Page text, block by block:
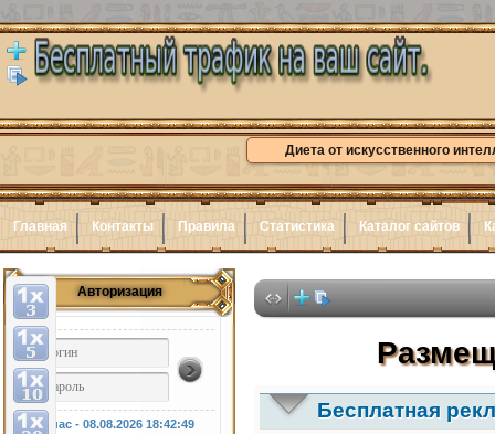
Диета от искусственного
Главная Контакты Правила Статистика Каталог сайтов
Авторизация
У нас - 08.08.202618:42:50
Бесплатная